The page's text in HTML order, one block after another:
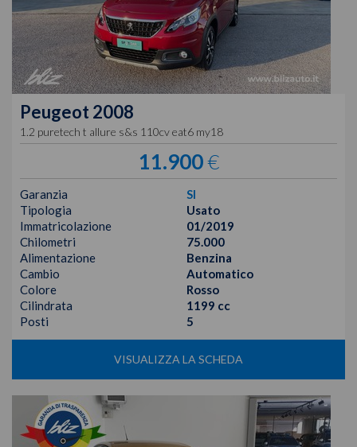
Peugeot 2008
1.2 puretech t allure s&s 110cv eat6 my18
11.900€
Garanzia
SI
Tipologia
Usato
Immatricolazione
01/2019
Chilometri
75.000
Alimentazione
Benzina
Cambio
Automatico
Colore
Rosso
Cilindrata
1199 cc
Posti
5
VISUALIZZA LA SCHEDA